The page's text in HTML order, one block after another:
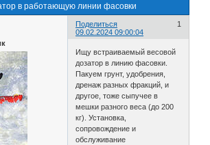
в работающую линии фасовки
Поделиться
1
09.02.2024 09:00:04
Ищу встраиваемый весовой
дозатор в линию фасовки.
Пакуем грунт, удобрения,
дренаж разных фракций, и
другое, тоже сыпучее в
мешки разного веса (до 200
кг). Установка,
сопровождение и
обслуживание